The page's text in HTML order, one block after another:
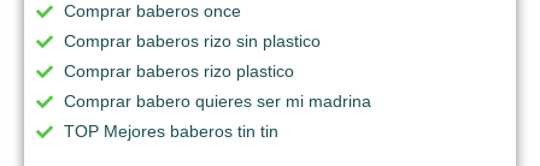
Comprar baberos once
Comprar baberos rizo sin plastico
Comprar baberos rizo plastico
Comprar babero quieres ser mi madrina
TOP Mejores baberos tin tin